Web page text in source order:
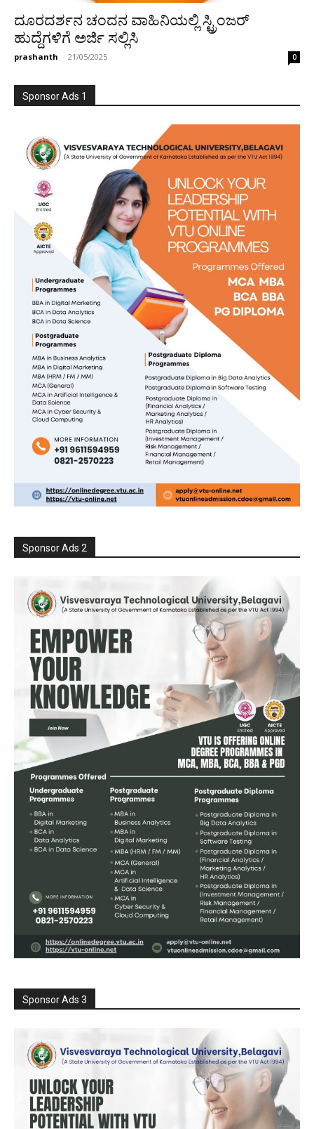
ದೂರದರ್ಶನ ಚಂದನ ವಾಹಿನಿಯಲ್ಲಿ ಸ್ಟ್ರಿಂಜರ್
ಹುದ್ದೆಗಳಿಗೆ ಅರ್ಜಿ ಸಲ್ಲಿಸಿ
prashanth - 21/05/2025 0
Sponsor Ads 1
Sponsor Ads 2
Sponsor Ads 3